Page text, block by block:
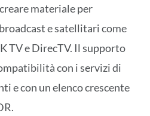
materiale per
e satellitari come
TV e DirecTV. Il supporto
con i servizi di
e con un elenco crescente